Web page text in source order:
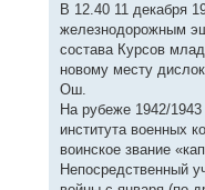
В 12.40 11 декабря
железнодорожным
состава Курсов
новому месту
Ош.
На рубеже 1942/1943
института военных
воинское звание
Непосредственный